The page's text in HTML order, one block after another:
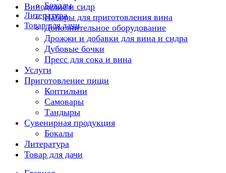
Бокалы
Литература
Товар для дачи
Виноделие и сидр
Наборы для приготовления вина
Дополнительное оборудование
Дрожжи и добавки для вина и сидра
Дубовые бочки
Пресс для сока и вина
Услуги
Приготовление пищи
Коптильни
Самовары
Тандыры
Сувенирная продукция
Бокалы
Литература
Товар для дачи